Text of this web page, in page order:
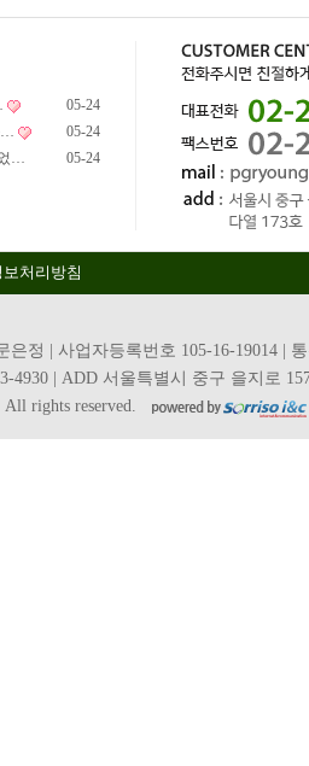
05-24
…
05-24
…
05-24
처리방침
정 | 사업자등록번호 105-16-19014 |
4930 | ADD 서울특별시 중구 을지로
rights reserved.